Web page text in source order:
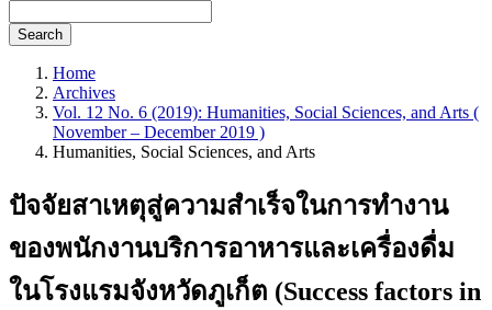
Search
Home
Archives
Vol. 12 No. 6 (2019): Humanities, Social Sciences, and Arts (
November – December 2019 )
Humanities, Social Sciences, and Arts
ปัจจัยสาเหตุสู่ความสำเร็จในการทำงาน
ของพนักงานบริการอาหารและเครื่องดื่ม
ในโรงแรมจังหวัดภูเก็ต (Success factors in